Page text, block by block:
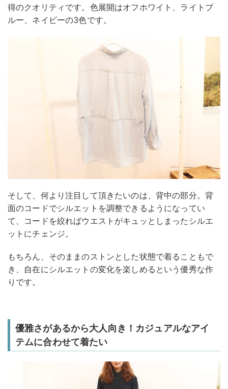
得のクオリティです。色展開はオフホワイト、ライトブ
ルー、ネイビーの3色です。
そして、何より注目して頂きたいのは、背中の部分。背
面のコードでシルエットを調整できるようになってい
て、コードを絞ればウエストがキュッとしまったシルエ
ットにチェンジ。
もちろん、そのままのストンとした状態で着ることもで
き、自在にシルエットの変化を楽しめるという優秀な作
りです。
優雅さがあるから大人向き！カジュアルなアイ
テムに合わせて着たい